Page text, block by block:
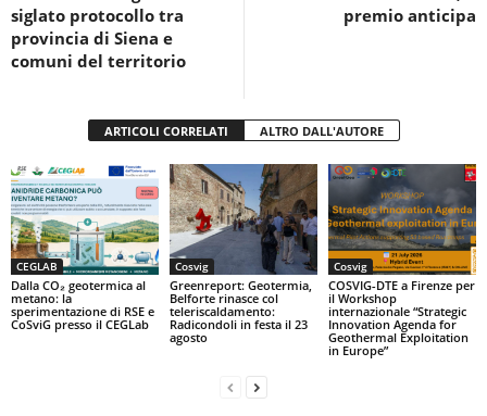
k
siglato protocollo tra
provincia di Siena e
comuni del territorio
premio anticipa
ARTICOLI CORRELATI ALTRO DALL'AUTORE
CEGLAB
Dalla CO₂ geotermica al
metano: la
sperimentazione di RSE e
CoSviG presso il CEGLab
Cosvig
Greenreport: Geotermia,
Belforte rinasce col
teleriscaldamento:
Radicondoli in festa il 23
agosto
Cosvig
COSVIG-DTE a Firenze per
il Workshop
internazionale “Strategic
Innovation Agenda for
Geothermal Exploitation
in Europe”